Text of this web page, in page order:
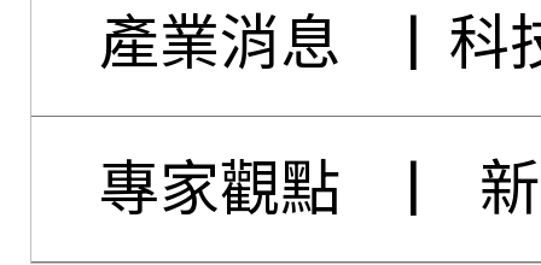
產業消息 | 科
專家觀點
|